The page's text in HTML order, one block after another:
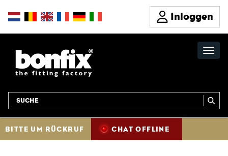
Inloggen
BITTE UM RÜCKRUF CHAT OFFLINE